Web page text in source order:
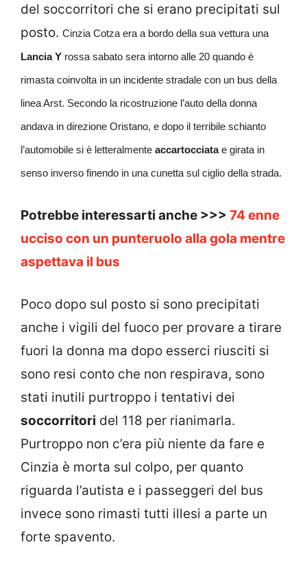
del soccorritori che si erano precipitati sul
posto. Cinzia Cotza era a bordo della sua vettura una
Lancia Y rossa sabato sera intorno alle 20 quando è
rimasta coinvolta in un incidente stradale con un bus della
linea Arst. Secondo la ricostruzione l’auto della donna
andava in direzione Oristano, e dopo il terribile schianto
l’automobile si è letteralmente accartocciatae girata in
senso inverso finendo in una cunetta sul ciglio della strada.
Potrebbe interessarti anche >>> 74 enne
ucciso con un punteruolo alla gola mentre
aspettava il bus
Poco dopo sul posto si sono precipitati
anche i vigili del fuoco per provare a tirare
fuori la donna ma dopo esserci riusciti si
sono resi conto che non respirava, sono
stati inutili purtroppo i tentativi dei
soccorritori del 118 per rianimarla.
Purtroppo non c’era più niente da fare e
Cinzia è morta sul colpo, per quanto
riguarda l’autista e i passeggeri del bus
invece sono rimasti tutti illesi a parte un
forte spavento.